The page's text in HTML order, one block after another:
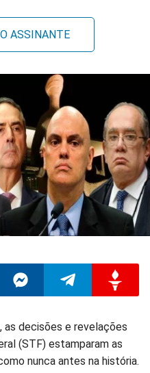
ASSINANTE
no
Compartilhar
no
no
as decisões e revelações
(STF) estamparam as
nunca antes na história.